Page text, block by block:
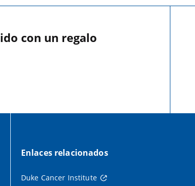
con un regalo
Enlaces relacionados
Duke Cancer Institute